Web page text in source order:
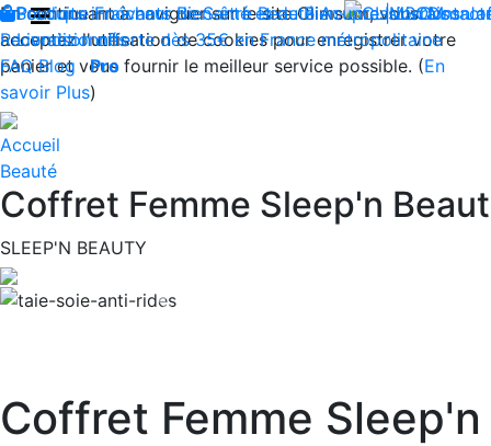
En continuant à naviguer sur le site Climsom, vous
acceptez l'utilisation de cookies pour enregistrer votre
panier et vous fournir le meilleur service possible. (En
savoir Plus)
Produits innovants de Santé et de Bien-être | Livraison
Livraison offerte dès 35€ en France métropolitaine
Boutique Fraîcheur Bien-être Beauté Acupression Dos
Reconditionnés
FAQ Blog Pro
Accueil
Beauté
Coffret Femme Sleep'n
SLEEP'N BEAUTY
Previous
Coffret Femme